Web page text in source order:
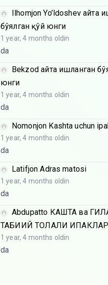
Ilhomjon Yo’ldoshev Қайта
бўялган қўй юнги
1 year, 4 months oldin
da
Bekzod Қайта ишланган
юнги
1 year, 4 months oldin
da
Nomonjon Kashta uchun
1 year, 4 months oldin
da
Latifjon Adras matosi
1 year, 4 months oldin
da
Abdupatto КАШТА ва
ТАБИИЙ ТОЛАЛИ ИПАКЛАР
1 year, 4 months oldin
da